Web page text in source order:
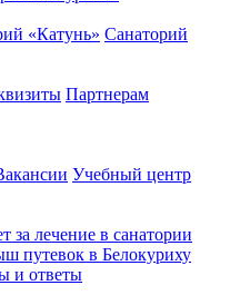
«Катунь» Санаторий
Партнерам
Учебный центр
за лечение в санатории
путевок в Белокуриху
и ответы